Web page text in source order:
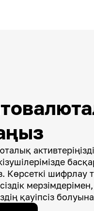
Көрсеткі шифрлау
қауіпсіз